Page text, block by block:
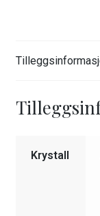
Krystall